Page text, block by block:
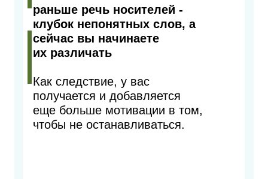
раньше речь носителей -
клубок непонятных слов, а
сейчас вы начинаете
их различать
Как следствие, у вас
получается и добавляется
еще больше мотивации в том,
чтобы не останавливаться.